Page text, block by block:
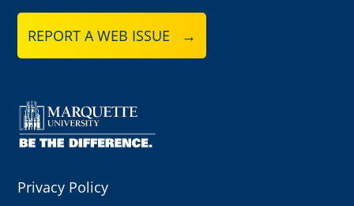
REPORT A WEB ISSUE →
Privacy Policy